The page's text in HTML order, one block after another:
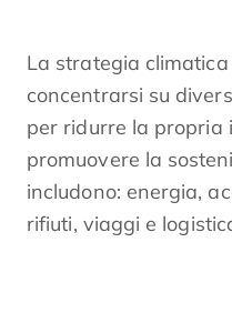
La strategia
concentrarsi su
per ridurre la propria
promuovere la
includono: energia,
rifiuti, viaggi e